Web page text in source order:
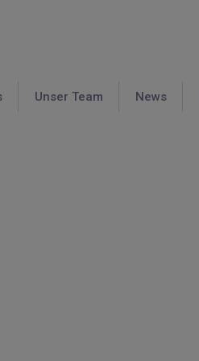
Unser Team News